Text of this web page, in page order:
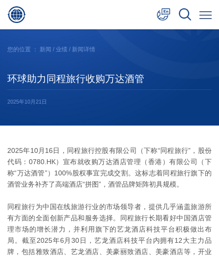
日本語
您的位置 ： 新闻 / 业绩 / 新闻详情
环球助力同程旅行收购万达酒管
2025年10月21日
2025年10月16日，同程旅行控股有限公司（下称“同程旅行”，股份
代码：0780.HK）宣布就收购万达酒店管理（香港）有限公司（下
称“万达酒管”）100%股权事宜完成交割。这标志着同程旅行旗下的
酒管业务补齐了高端酒店“拼图”，酒管品牌矩阵初具规模。
同程旅行为中国在线旅游行业的市场领导者，提供几乎涵盖旅游所
有方面的全面创新产品和服务选择。同程旅行长期看好中国酒店管
理市场的增长潜力，并利用旗下的艺龙酒店科技平台积极做出布
局。截至2025年6月30日，艺龙酒店科技平台内拥有12大主力品
牌，包括雅致酒店、艺龙酒店、美豪丽致酒店、美豪酒店等，开业